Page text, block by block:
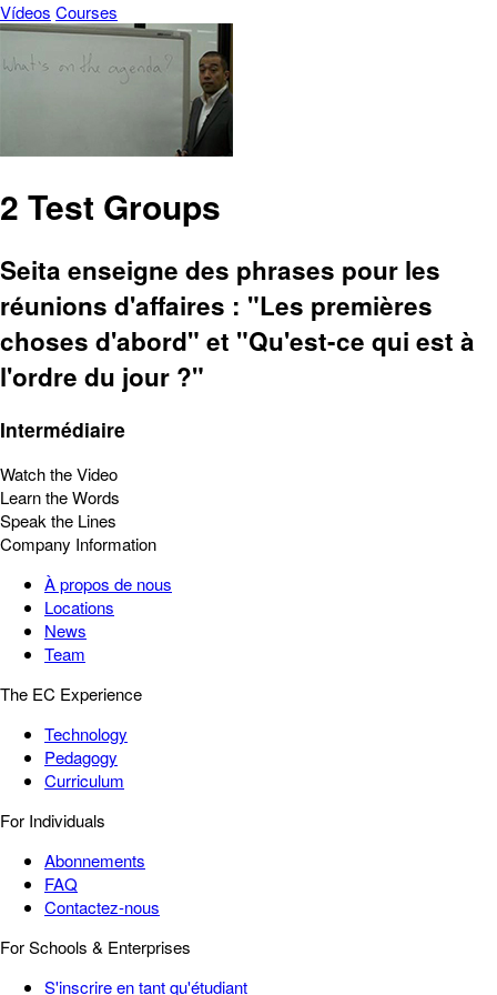
Vídeos Courses
2 Test Groups
Seita enseigne des phrases pour les
réunions d'affaires : "Les premières
choses d'abord" et "Qu'est-ce qui est à
l'ordre du jour ?"
Intermédiaire
Watch the Video
Learn the Words
Speak the Lines
Company Information
À propos de nous
Locations
News
Team
The EC Experience
Technology
Pedagogy
Curriculum
For Individuals
Abonnements
FAQ
Contactez-nous
For Schools & Enterprises
S'inscrire en tant qu'étudiant